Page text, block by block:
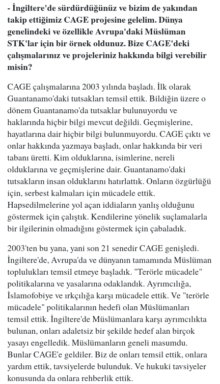
- İngiltere'de sürdürdüğünüz ve bizim de yakından
takip ettiğimiz CAGE projesine gelelim. Dünya
genelindeki ve özellikle Avrupa'daki Müslüman
STK'lar için bir örnek oldunuz. Bize CAGE'deki
çalışmalarınız ve projeleriniz hakkında bilgi verebilir
misin?
CAGE çalışmalarına 2003 yılında başladı. İlk olarak
Guantanamo'daki tutsakları temsil ettik. Bildiğin üzere o
dönem Guantanamo'da tutsaklar bulunuyordu ve
haklarında hiçbir bilgi mevcut değildi. Geçmişlerine,
hayatlarına dair hiçbir bilgi bulunmuyordu. CAGE çıktı ve
onlar hakkında yazmaya başladı, onlar hakkında bir veri
tabanı üretti. Kim olduklarına, isimlerine, nereli
olduklarına ve geçmişlerine dair. Guantanamo'daki
tutsakların insan olduklarını hatırlattık. Onların özgürlüğü
için, serbest kalmaları için mücadele ettik.
Hapsedilmelerine yol açan iddiaların yanlış olduğunu
göstermek için çalıştık. Kendilerine yönelik suçlamalarla
bir ilgilerinin olmadığını göstermek için çabaladık.
2003'ten bu yana, yani son 21 senedir CAGE genişledi.
İngiltere'de, Avrupa'da ve dünyanın tamamında Müslüman
toplulukları temsil etmeye başladık. "Terörle mücadele"
politikalarına ve yasalarına odaklandık. Ayrımcılığa,
İslamofobiye ve ırkçılığa karşı mücadele ettik. Ve "terörle
mücadele" politikalarının hedefi olan Müslümanları
temsil ettik. İngiltere'de Müslümanlara karşı ayrımcılıkta
bulunan, onları adaletsiz bir şekilde hedef alan birçok
yasayı engelledik. Müslümanların geneli masumdu.
Bunlar CAGE'e geldiler. Biz de onları temsil ettik, onlara
yardım ettik, tavsiyelerde bulunduk. Ve hukuki tavsiyeler
konusunda da onlara rehberlik ettik.